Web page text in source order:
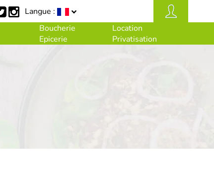
Langue :
Boucherie
Epicerie
Location
Privatisation